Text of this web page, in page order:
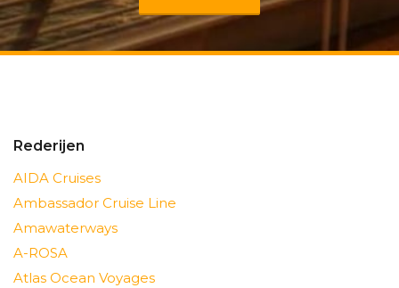
Rederijen
AIDA Cruises
Ambassador Cruise Line
Amawaterways
A-ROSA
Atlas Ocean Voyages